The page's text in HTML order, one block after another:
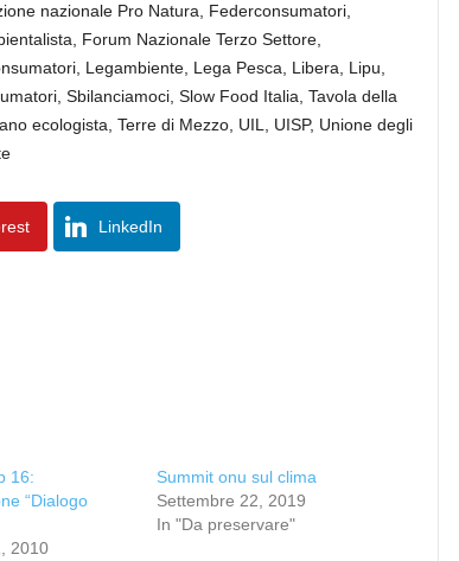
nazionale Pro Natura, Federconsumatori,
Forum Nazionale Terzo Settore,
Legambiente, Lega Pesca, Libera, Lipu,
Sbilanciamoci, Slow Food Italia, Tavola della
ecologista, Terre di Mezzo, UIL, UISP, Unione degli
LinkedIn
16:
“Dialogo
2010
Summit onu sul clima
Settembre 22, 2019
In "Da preservare"